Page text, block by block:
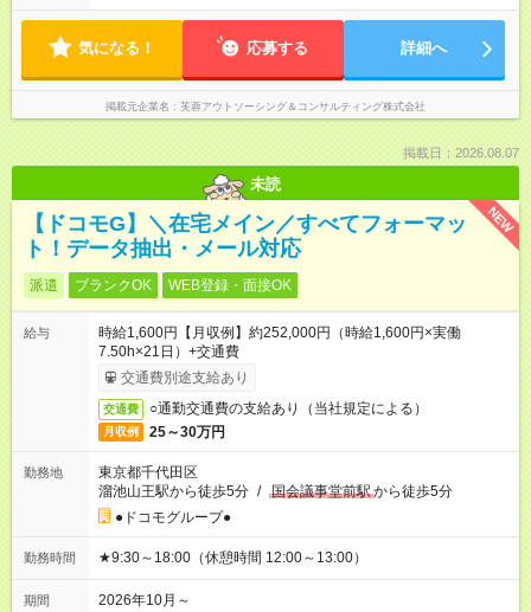
す
気になる！ 応募する 詳細へ
掲載元企業名 芙蓉アウトソーシング＆コンサルティング株式会社
掲載日：2026.08.07
未読
NEW
【ドコモG】＼在宅メイン／すべてフォーマッ
ト！データ抽出・メール対応
派遣 ブランクOK WEB登録・面接OK
給与
時給1,600円【月収例】約252,000円（時給1,600円×実働
7.50h×21日）+交通費
交通費別途支給あり
交通費 ○通勤交通費の支給あり（当社規定による）
月収例 25～30万円
勤務地
東京都千代田区
溜池山王駅から徒歩5分 / 国会議事堂前駅から徒歩5分
●ドコモグループ●
勤務時間 ★9:30～18:00（休憩時間 12:00～13:00）
期間 2026年10月～